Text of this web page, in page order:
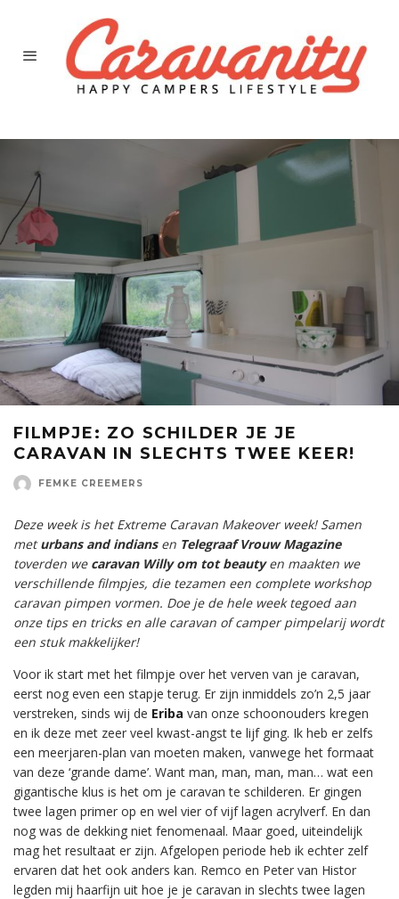
FILMPJE: ZO SCHILDER JE JE
CARAVAN IN SLECHTS TWEE KEER!
FEMKE CREEMERS
Deze week is het Extreme Caravan Makeover week! Samen
meturbans and indiansen Telegraaf Vrouw Magazine
toverden we caravan Willy om tot beautyen maakten we
verschillende filmpjes, die tezamen een complete workshop
caravan pimpen vormen. Doe je de hele week tegoed aan
onze tips en tricks en alle caravan of camper pimpelarij wordt
een stuk makkelijker!
Voor ik start met het filmpje over het verven van je caravan,
eerst nog even een stapje terug. Er zijn inmiddels zo’n 2,5 jaar
verstreken, sinds wij de Eriba van onze schoonouders kregen
en ik deze met zeer veel kwast-angst te lijf ging. Ik heb er zelfs
een meerjaren-plan van moeten maken, vanwege het formaat
van deze ‘grande dame’. Want man, man, man, man… wat een
gigantische klus is het om je caravan te schilderen. Er gingen
twee lagen primer op en wel vier of vijf lagen acrylverf. En dan
nog was de dekking niet fenomenaal. Maar goed, uiteindelijk
mag het resultaat er zijn. Afgelopen periode heb ik echter zelf
ervaren dat het ook anders kan. Remco en Peter van Histor
legden mij haarfijn uit hoe je je caravan in slechts twee lagen